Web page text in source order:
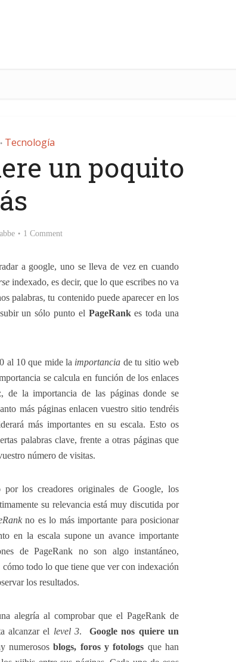
• Tecnología
un poquito
abbe 1 Comment
a google, uno se lleva de vez en cuando
indexado, es decir, que lo que escribes no va
palabras, tu contenido puede aparecer en los
un sólo punto el PageRankes toda una
al 10 que mide la importancia de tu sitio web
se calcula en función de los enlaces
la importancia de las páginas donde se
más páginas enlacen vuestro sitio tendréis
más importantes en su escala. Esto os
palabras clave, frente a otras páginas que
número de visitas.
los creadores originales de Google, los
su relevancia está muy discutida por
no es lo más importante para posicionar
en la escala supone un avance importante
de PageRank no son algo instantáneo,
todo lo que tiene que ver con indexación
los resultados.
alegría al comprobar que el PageRank de
alcanzar el level 3. Google nos quiere un
numerososblogs, foros y fotologs que han